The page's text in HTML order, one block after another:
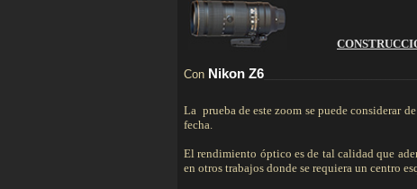
Con Nikon Z6
La prueba de este zoom se puede considerar
fecha.
El rendimiento óptico es de tal calidad que
en otros trabajos donde se requiera un centro